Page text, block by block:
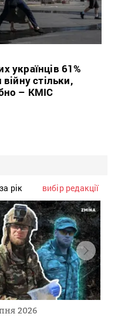
українців 61%
війну стільки,
– КМІС
за рік вибір редакції
2026